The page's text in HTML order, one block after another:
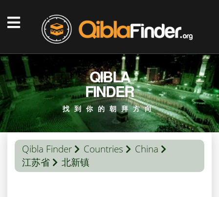
QIBLA
FINDER
找到你的朝拜方向
Qibla Finder Countries
China
江苏省
北新镇